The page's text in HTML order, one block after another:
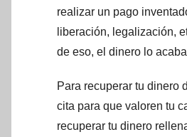
realizar un pago
liberación, legalización,
de eso, el dinero lo
Para recuperar tu dinero
cita para que valoren tu
recuperar tu dinero